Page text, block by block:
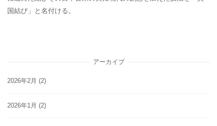
国結び」と名付ける。
アーカイブ
2026年2月 (2)
2026年1月 (2)